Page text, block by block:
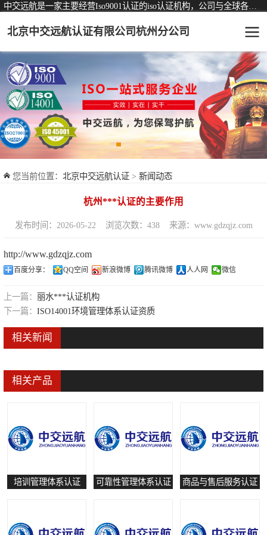
北京中交远航认证有限公司杭州分公司
您当前位置： 北京中交远航认证 > 新闻动态
杭州***认证的主要作用
发布时间：2026-05-22 浏览次数：438 来源：www.gdzqjz.com
http://www.gdzqjz.com
百度分享： QQ空间 新浪微博 腾讯微博 人人网 微信
上一篇： 丽水***认证机构
下一篇： ISO14001环境管理体系认证资质
相关新闻
相关产品
培训管理体系认证 可靠性管理体系认证 商品与售后服务认证
认证服务 可从事认证业务一览表
ISO9001质量管理体系认证
ISO14001环境管理体系认证
ISO45001职业健康安全管理体系认证
交通运输服务认证
ISO27001信息安全管理体系认证
培训管理体系认证